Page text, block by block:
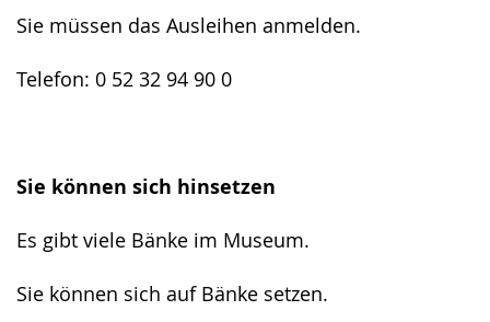
Sie müssen das Ausleihen anmelden.
Telefon: 0 52 32 94 90 0
Sie können sich hinsetzen
Es gibt viele Bänke im Museum.
Sie können sich auf Bänke setzen.